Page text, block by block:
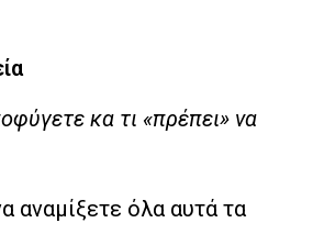
κα τι «πρέπει» να
αναμίξετε όλα αυτά τα